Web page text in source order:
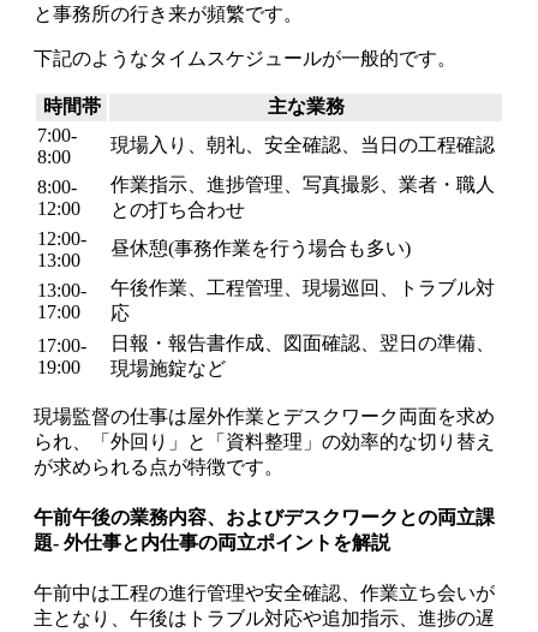
と事務所の行き来が頻繁です。
下記のようなタイムスケジュールが一般的です。
時間帯
主な業務
7:00-
8:00
現場入り、朝礼、安全確認、当日の工程確認
8:00-
12:00
作業指示、進捗管理、写真撮影、業者・職人
との打ち合わせ
12:00-
13:00
昼休憩(事務作業を行う場合も多い)
13:00-
17:00
午後作業、工程管理、現場巡回、トラブル対
応
17:00-
19:00
日報・報告書作成、図面確認、翌日の準備、
現場施錠など
現場監督の仕事は屋外作業とデスクワーク両面を求め
られ、「外回り」と「資料整理」の効率的な切り替え
が求められる点が特徴です。
午前午後の業務内容、およびデスクワークとの両立課
題- 外仕事と内仕事の両立ポイントを解説
午前中は工程の進行管理や安全確認、作業立ち会いが
主となり、午後はトラブル対応や追加指示、進捗の遅